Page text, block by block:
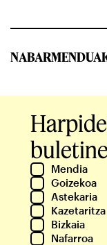
Mendia
Goizekoa
Astekaria
Kazetaritza
Bizkaia
Nafarroa